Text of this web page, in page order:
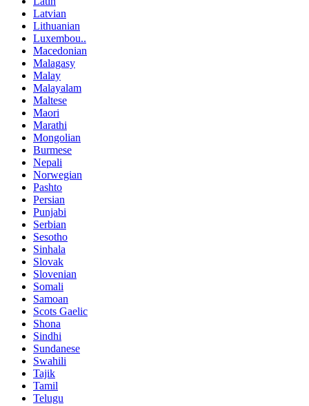
Latvian
Lithuanian
Luxembou..
Macedonian
Malagasy
Malay
Malayalam
Maltese
Maori
Marathi
Mongolian
Burmese
Nepali
Norwegian
Pashto
Persian
Punjabi
Serbian
Sesotho
Sinhala
Slovak
Slovenian
Somali
Samoan
Scots Gaelic
Shona
Sindhi
Sundanese
Swahili
Tajik
Tamil
Telugu